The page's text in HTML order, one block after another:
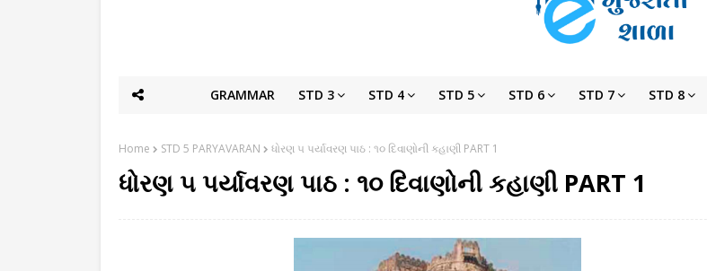
GRAMMAR STD 3 STD 4 STD 5 STD 6 STD 7 STD 8
Home STD 5 PARYAVARAN ધોરણ ૫ પર્યાવરણ પાઠ : ૧૦ દિવાણોની કહાણી PART 1
ધોરણ ૫ પર્યાવરણ પાઠ : ૧૦ દિવાણોની કહાણી PART 1